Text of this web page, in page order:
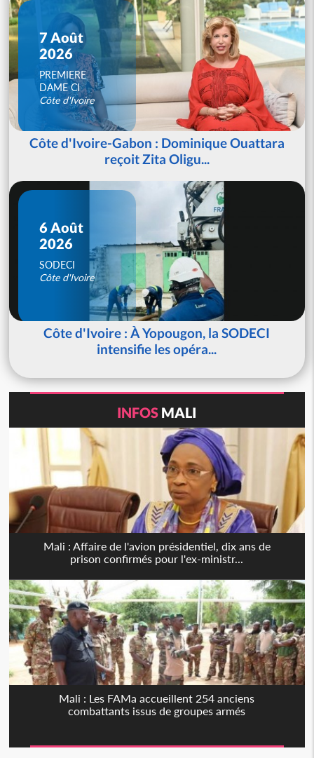
7 Août
2026
PREMIERE
DAME CI
Côte d'Ivoire
Côte d'Ivoire-Gabon : Dominique Ouattara
reçoit Zita Oligu...
6 Août
2026
SODECI
Côte d'Ivoire
Côte d'Ivoire : À Yopougon, la SODECI
intensifie les opéra...
INFOS MALI
Mali : Affaire de l'avion présidentiel, dix ans de
prison confirmés pour l'ex-ministr...
Mali : Les FAMa accueillent 254 anciens
combattants issus de groupes armés